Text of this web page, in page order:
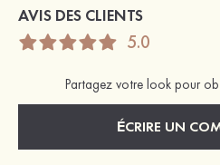
AVIS DES CLIENTS
5.0
Partagez votre look pour
ÉCRIRE UN